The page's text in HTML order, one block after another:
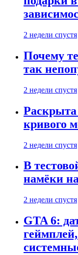
2 недели спустя
Почему
так
2 недели спустя
кривого
2 недели спустя
В
намёки
2 недели спустя
GTA 6: